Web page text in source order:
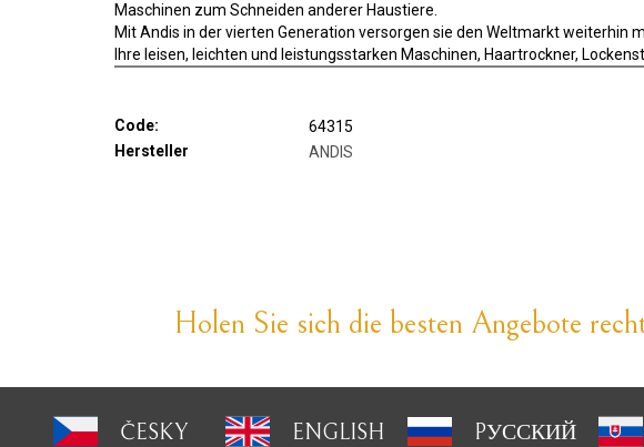
Maschinen zum Schneiden anderer Haustiere.
Mit Andis in der vierten Generation versorgen sie den Weltmarkt weiterhin
Ihre leisen, leichten und leistungsstarken Maschinen, Haartrockner,
Code:
64315
Hersteller
ANDIS
Holen Sie sich die besten Angebote
ČESKY ENGLISH PУССКИЙ